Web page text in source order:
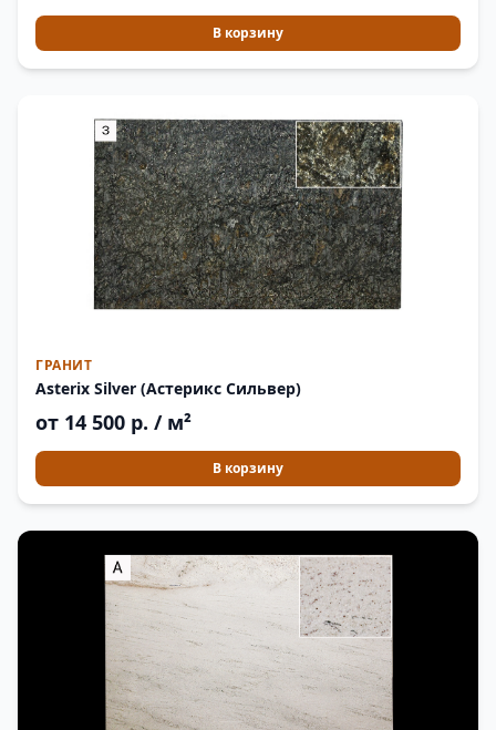
В корзину
ГРАНИТ
Asterix Silver (Астерикс Сильвер)
от 14 500 р. / м²
В корзину